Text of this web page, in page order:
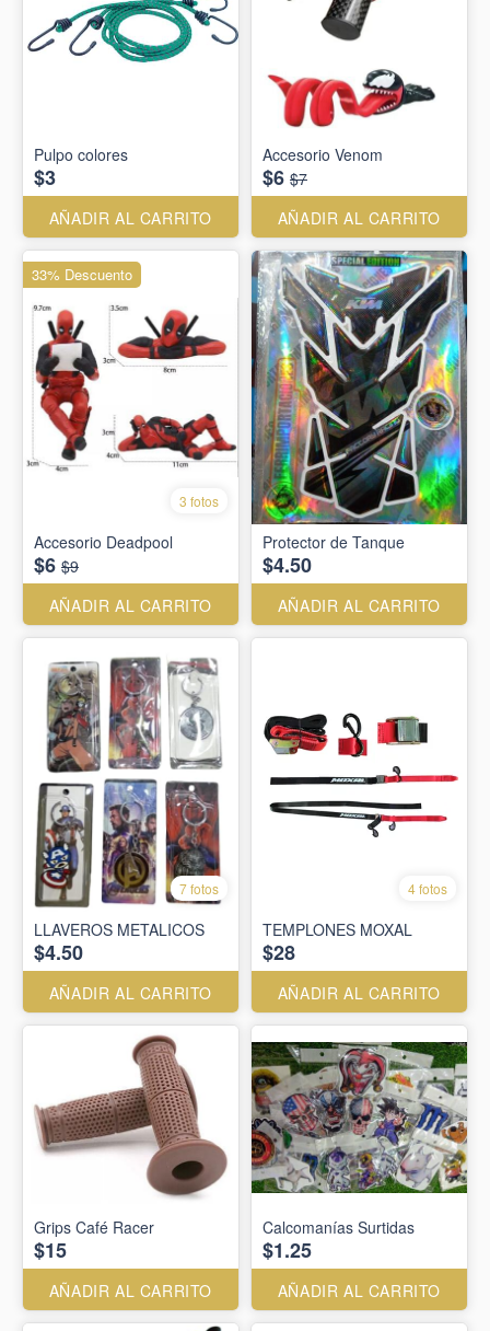
Pulpo colores
$3
AÑADIR AL CARRITO
Accesorio Venom
$6 $7
AÑADIR AL CARRITO
3 fotos
Accesorio Deadpool
$6 $9
AÑADIR AL CARRITO
33% Descuento
Protector de Tanque
$4.50
AÑADIR AL CARRITO
7 fotos
LLAVEROS METALICOS
$4.50
AÑADIR AL CARRITO
4 fotos
TEMPLONES MOXAL
$28
AÑADIR AL CARRITO
Grips Café Racer
$15
AÑADIR AL CARRITO
Calcomanías Surtidas
$1.25
AÑADIR AL CARRITO